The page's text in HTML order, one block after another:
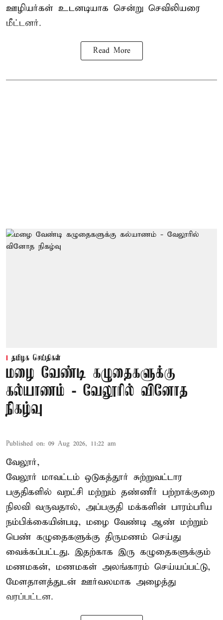
ஊழியர்கள் உடனடியாக சென்று செவிலியரை
மீட்டனர்.
Read More
தமிழக செய்திகள்
மழை வேண்டி கழுதைகளுக்கு
கல்யாணம் - வேலூரில் வினோத
நிகழ்வு
Published on: 09 Aug 2026, 11:22 am
வேலூர்,
வேலூர் மாவட்டம் ஒடுகத்தூர் சுற்றுவட்டார
பகுதிகளில் வறட்சி மற்றும் தண்ணீர் பற்றாக்குறை
நிலவி வருவதால், அப்பகுதி மக்களின் பாரம்பரிய
நம்பிக்கையின்படி, மழை வேண்டி ஆண் மற்றும்
பெண் கழுதைகளுக்கு திருமணம் செய்து
வைக்கப்பட்டது. இதற்காக இரு கழுதைகளுக்கும்
மணமகன், மணமகள் அலங்காரம் செய்யப்பட்டு,
மேளதாளத்துடன் ஊர்வலமாக அழைத்து
வரப்பட்டன.